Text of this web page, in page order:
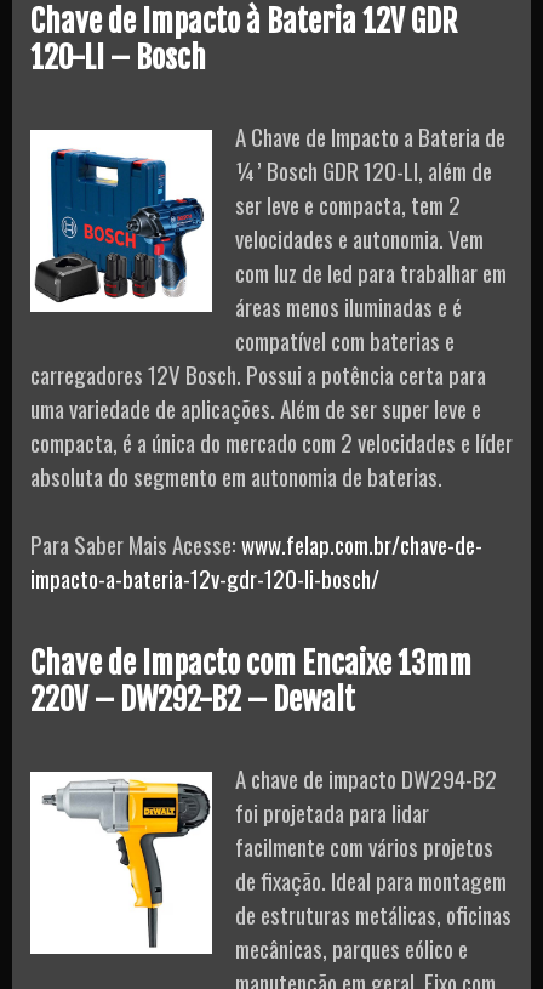
Chave de Impacto à Bateria 12V GDR
120-LI – Bosch
A Chave de Impacto a Bateria de
¼’ Bosch GDR 120-LI, além de
ser leve e compacta, tem 2
velocidades e autonomia. Vem
com luz de led para trabalhar em
áreas menos iluminadas e é
compatível com baterias e
carregadores 12V Bosch. Possui a potência certa para
uma variedade de aplicações. Além de ser super leve e
compacta, é a única do mercado com 2 velocidades e líder
absoluta do segmento em autonomia de baterias.
Para Saber Mais Acesse:www.felap.com.br/chave-de-
impacto-a-bateria-12v-gdr-120-li-bosch/
Chave de Impacto com Encaixe 13mm
220V – DW292-B2 – Dewalt
A chave de impacto DW294-B2
foi projetada para lidar
facilmente com vários projetos
de fixação. Ideal para montagem
de estruturas metálicas, oficinas
mecânicas, parques eólico e
manutenção em geral. Eixo com